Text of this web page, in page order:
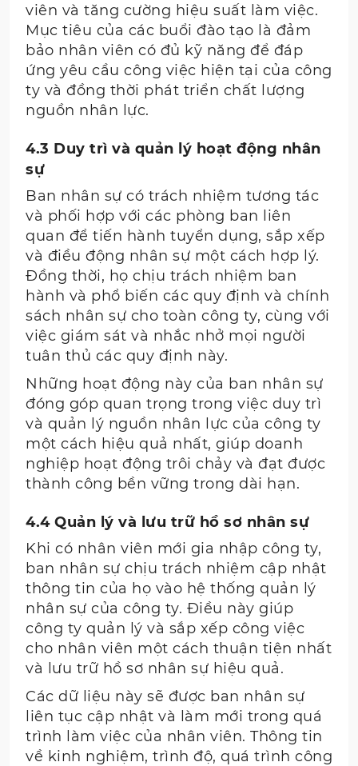
viên và tăng cường hiệu suất làm việc.
Mục tiêu của các buổi đào tạo là đảm
bảo nhân viên có đủ kỹ năng để đáp
ứng yêu cầu công việc hiện tại của công
ty và đồng thời phát triển chất lượng
nguồn nhân lực.
4.3 Duy trì và quản lý hoạt động nhân
sự
Ban nhân sự có trách nhiệm tương tác
và phối hợp với các phòng ban liên
quan để tiến hành tuyển dụng, sắp xếp
và điều động nhân sự một cách hợp lý.
Đồng thời, họ chịu trách nhiệm ban
hành và phổ biến các quy định và chính
sách nhân sự cho toàn công ty, cùng với
việc giám sát và nhắc nhở mọi người
tuân thủ các quy định này.
Những hoạt động này của ban nhân sự
đóng góp quan trọng trong việc duy trì
và quản lý nguồn nhân lực của công ty
một cách hiệu quả nhất, giúp doanh
nghiệp hoạt động trôi chảy và đạt được
thành công bền vững trong dài hạn.
4.4 Quản lý và lưu trữ hồ sơ nhân sự
Khi có nhân viên mới gia nhập công ty,
ban nhân sự chịu trách nhiệm cập nhật
thông tin của họ vào hệ thống quản lý
nhân sự của công ty. Điều này giúp
công ty quản lý và sắp xếp công việc
cho nhân viên một cách thuận tiện nhất
và lưu trữ hồ sơ nhân sự hiệu quả.
Các dữ liệu này sẽ được ban nhân sự
liên tục cập nhật và làm mới trong quá
trình làm việc của nhân viên. Thông tin
về kinh nghiệm, trình độ, quá trình công